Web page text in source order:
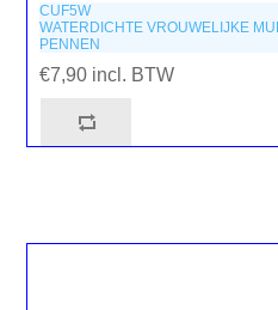
CUF5W
WATERDICHTE VROUWELIJKE
PENNEN
€7,90 incl. BTW